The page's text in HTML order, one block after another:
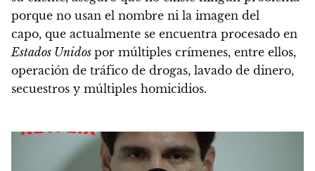
porque no usan el nombre ni la imagen del
capo, que actualmente se encuentra procesado en
Estados Unidos por múltiples crímenes, entre ellos,
operación de tráfico de drogas, lavado de dinero,
secuestros y múltiples homicidios.